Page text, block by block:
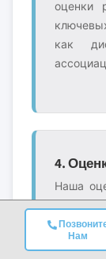
Нам
оценки
как
4.
Наша
методе
данных